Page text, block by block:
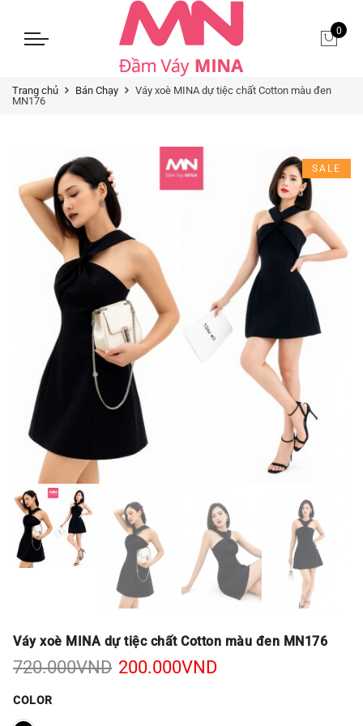
0
Trang chủ Bán Chạy
Váy xoè MINA dự tiệc chất Cotton màu đen
MN176
SALE
Váy xoè MINA dự tiệc chất Cotton màu đen MN176
720.000VND Giá
200.000VNDGiá
COLOR